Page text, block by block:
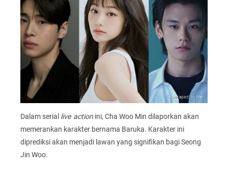
Dalam serial live actionini, Cha Woo Min dilaporkan akan
memerankan karakter bernama Baruka. Karakter ini
diprediksi akan menjadi lawan yang signifikan bagi Seong
Jin Woo.